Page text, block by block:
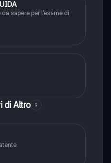
sapere per l'esame di
di Altro 9